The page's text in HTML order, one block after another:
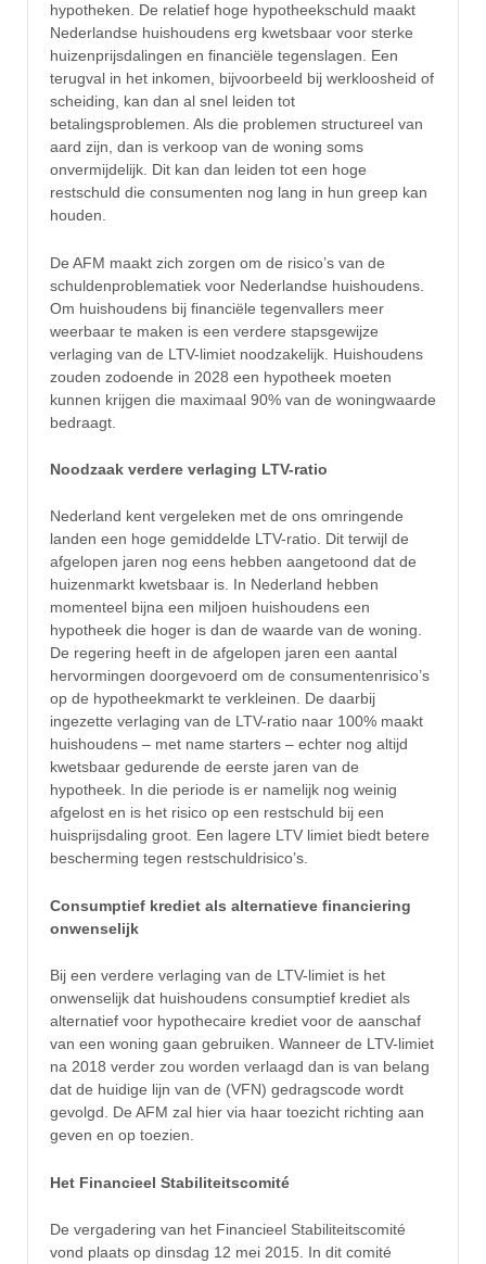
hypotheken. De relatief hoge hypotheekschuld maakt
Nederlandse huishoudens erg kwetsbaar voor sterke
huizenprijsdalingen en financiële tegenslagen. Een
terugval in het inkomen, bijvoorbeeld bij werkloosheid of
scheiding, kan dan al snel leiden tot
betalingsproblemen. Als die problemen structureel van
aard zijn, dan is verkoop van de woning soms
onvermijdelijk. Dit kan dan leiden tot een hoge
restschuld die consumenten nog lang in hun greep kan
houden.
De AFM maakt zich zorgen om de risico’s van de
schuldenproblematiek voor Nederlandse huishoudens.
Om huishoudens bij financiële tegenvallers meer
weerbaar te maken is een verdere stapsgewijze
verlaging van de LTV-limiet noodzakelijk. Huishoudens
zouden zodoende in 2028 een hypotheek moeten
kunnen krijgen die maximaal 90% van de woningwaarde
bedraagt.
Noodzaak verdere verlaging LTV-ratio
Nederland kent vergeleken met de ons omringende
landen een hoge gemiddelde LTV-ratio. Dit terwijl de
afgelopen jaren nog eens hebben aangetoond dat de
huizenmarkt kwetsbaar is. In Nederland hebben
momenteel bijna een miljoen huishoudens een
hypotheek die hoger is dan de waarde van de woning.
De regering heeft in de afgelopen jaren een aantal
hervormingen doorgevoerd om de consumentenrisico’s
op de hypotheekmarkt te verkleinen. De daarbij
ingezette verlaging van de LTV-ratio naar 100% maakt
huishoudens – met name starters – echter nog altijd
kwetsbaar gedurende de eerste jaren van de
hypotheek. In die periode is er namelijk nog weinig
afgelost en is het risico op een restschuld bij een
huisprijsdaling groot. Een lagere LTV limiet biedt betere
bescherming tegen restschuldrisico’s.
Consumptief krediet als alternatieve financiering
onwenselijk
Bij een verdere verlaging van de LTV-limiet is het
onwenselijk dat huishoudens consumptief krediet als
alternatief voor hypothecaire krediet voor de aanschaf
van een woning gaan gebruiken. Wanneer de LTV-limiet
na 2018 verder zou worden verlaagd dan is van belang
dat de huidige lijn van de (VFN) gedragscode wordt
gevolgd. De AFM zal hier via haar toezicht richting aan
geven en op toezien.
Het Financieel Stabiliteitscomité
De vergadering van het Financieel Stabiliteitscomité
vond plaats op dinsdag 12 mei 2015. In dit comité